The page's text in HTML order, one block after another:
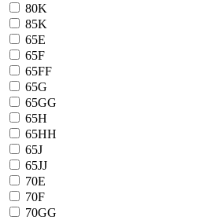
80K
85K
65E
65F
65FF
65G
65GG
65H
65HH
65J
65JJ
70E
70F
70GG